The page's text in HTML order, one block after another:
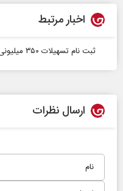
اخبار مرتبط
ثبت نام تسهیلات ۳۵۰ میلیونی مسکن روستایی در گلستان
ارسال نظرات